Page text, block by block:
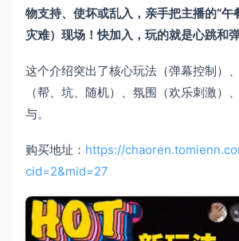
物支持、使坏或乱入，亲手把主播的“午
灾难）现场！快加入，玩的就是心跳和
这个介绍突出了核心玩法（弹幕控制）
（帮、坑、随机）、氛围（欢乐刺激）
与。
购买地址： https://
cid=2&mid=27